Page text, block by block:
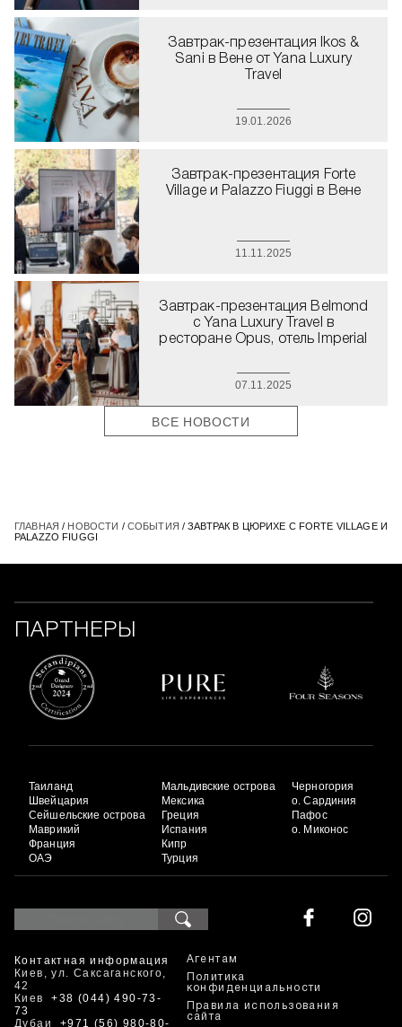
Завтрак-презентация Ikos &
Sani в Вене от Yana Luxury
Travel
19.01.2026
Завтрак-презентация Forte
Village и Palazzo Fiuggi в Вене
11.11.2025
Завтрак-презентация Belmond
с Yana Luxury Travel в
ресторане Opus, отель Imperial
07.11.2025
ВСЕ НОВОСТИ
ГЛАВНАЯ / НОВОСТИ / СОБЫТИЯ / ЗАВТРАК В ЦЮРИХЕ С FORTE VILLAGE И
PALAZZO FIUGGI
ПАРТНЕРЫ
Таиланд
Швейцария
Сейшельские острова
Маврикий
Франция
ОАЭ
Мальдивские острова
Мексика
Греция
Испания
Кипр
Турция
Черногория
о. Сардиния
Пафос
о. Миконос
Контактная информация
Киев, ул. Саксаганского,
42
Киев+38 (044) 490-73-
73
Дубаи +971 (56) 980-80-
Агентам
Политика
конфиденциальности
Правила использования
сайта